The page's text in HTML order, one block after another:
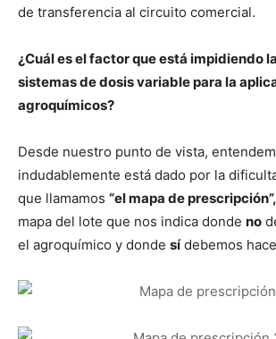
de transferencia al circuito comercial.
¿Cuál es el factor que está impidiendo
sistemas de dosis variable para la
agroquímicos?
Desde nuestro punto de vista,
indudablemente está dado por la
que llamamos “el mapa de prescripción”,
mapa del lote que nos indica donde no
el agroquímico y donde sídebemos